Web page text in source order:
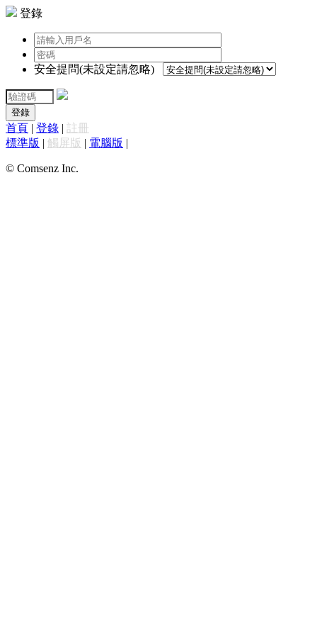
登錄
安全提問(未設定請忽略)
登錄
首頁 | 登錄 | 註冊
標準版 | 觸屏版 | 電腦版 |
© Comsenz Inc.